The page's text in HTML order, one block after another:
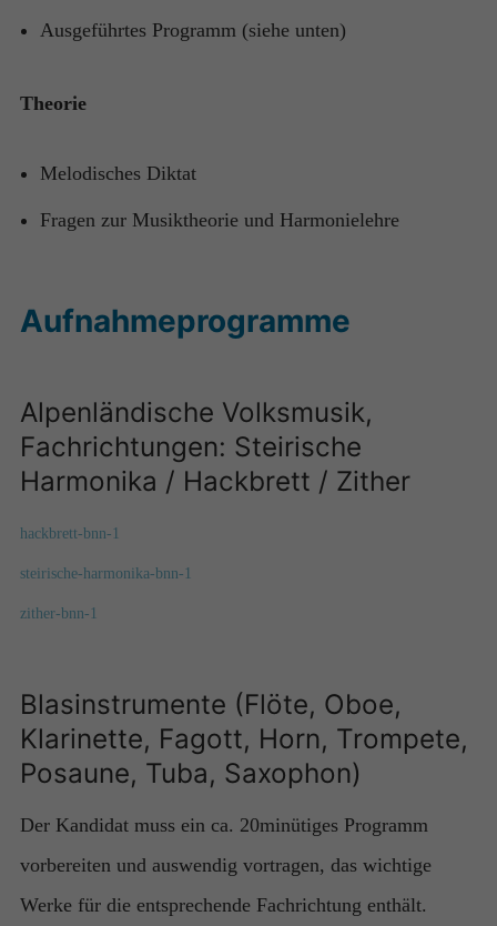
Ausgeführtes Programm (siehe unten)
Theorie
Melodisches Diktat
Fragen zur Musiktheorie und Harmonielehre
Aufnahmeprogramme
Alpenländische Volksmusik,
Fachrichtungen: Steirische
Harmonika / Hackbrett / Zither
hackbrett-bnn-1
steirische-harmonika-bnn-1
zither-bnn-1
Blasinstrumente (Flöte, Oboe,
Klarinette, Fagott, Horn, Trompete,
Posaune, Tuba, Saxophon)
Der Kandidat muss ein ca. 20minütiges Programm
vorbereiten und auswendig vortragen, das wichtige
Werke für die entsprechende Fachrichtung enthält.